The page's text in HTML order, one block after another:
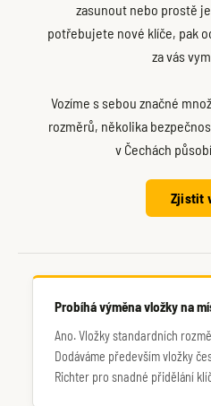
zasunout nebo prostě
potřebujete nové klíče, pak
za vás
Vozíme s sebou značné
rozměrů, několika
v Čechách
Zjistit
Probíhá výměna vložky na
Ano. Vložky standardních
Dodáváme především vložky
Richter pro snadné přidělání